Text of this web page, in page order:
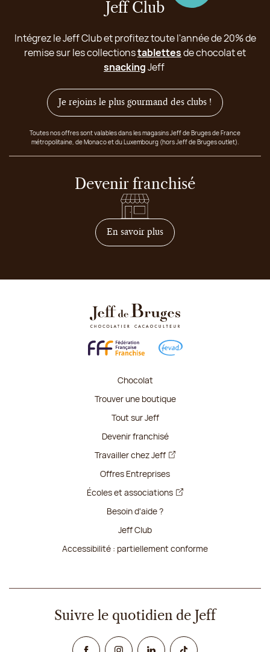
Jeff Club
Intégrez le Jeff Club et profitez toute l'année de 20% de
remise sur les collectionstablettesde chocolat et
snackingJeff
Je rejoins le plus gourmand des clubs !
Toutes nos offres sont valables dans les magasins Jeff de Bruges de France
métropolitaine, de Monaco et du Luxembourg (hors Jeff de Bruges outlet).
Devenir franchisé
En savoir plussur comment devenir
Chocolat
Trouver une boutique
Tout sur Jeff
Devenir franchisé
Travailler chez Jeff
Offres Entreprises
Écoles et associations
Besoin d'aide ?
Jeff Club
Accessibilité : partiellement conforme
Suivre le quotidien de Jeff